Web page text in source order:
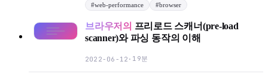
#web-performance #browser
브라우저의 프리로드 스캐너(pre-load
scanner)와 파싱 동작의 이해
2022-06-12 · 19분